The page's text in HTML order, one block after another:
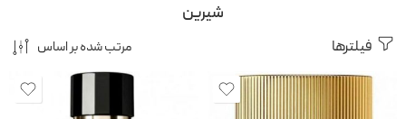
شیرین
فیلترها مرتب شده بر اساس